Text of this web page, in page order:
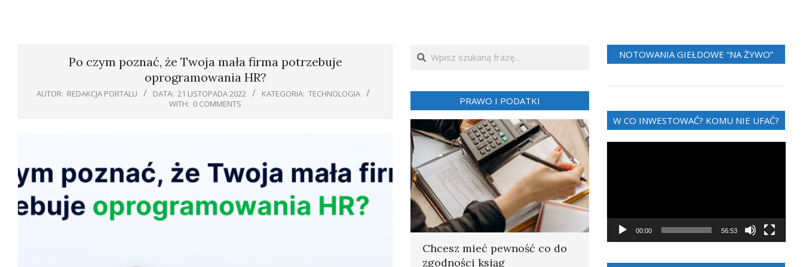
Po czym poznać, że Twoja mała firma potrzebuje
oprogramowania HR?
AUTOR: REDAKCJA PORTALU DATA: 21 LISTOPADA 2022 KATEGORIA: TECHNOLOGIA
WITH: 0 COMMENTS
Search
PRAWO I PODATKI
Chcesz mieć pewność co do
zgodności ksiąg
NOTOWANIA GIEŁDOWE “NA ŻYWO”
W CO INWESTOWAĆ? KOMU NIE UFAĆ?
00:00 56:53